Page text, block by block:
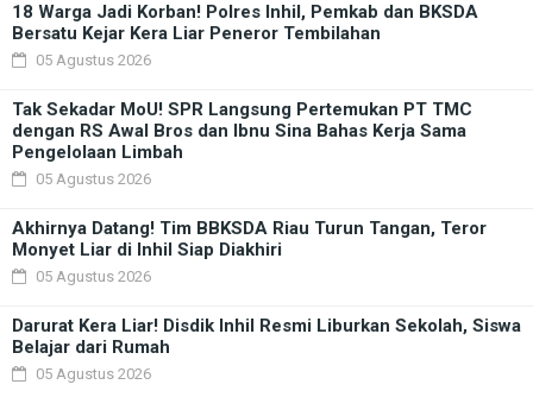
18 Warga Jadi Korban! Polres Inhil, Pemkab dan BKSDA
Bersatu Kejar Kera Liar Peneror Tembilahan
05 Agustus 2026
Tak Sekadar MoU! SPR Langsung Pertemukan PT TMC
dengan RS Awal Bros dan Ibnu Sina Bahas Kerja Sama
Pengelolaan Limbah
05 Agustus 2026
Akhirnya Datang! Tim BBKSDA Riau Turun Tangan, Teror
Monyet Liar di Inhil Siap Diakhiri
05 Agustus 2026
Darurat Kera Liar! Disdik Inhil Resmi Liburkan Sekolah, Siswa
Belajar dari Rumah
05 Agustus 2026